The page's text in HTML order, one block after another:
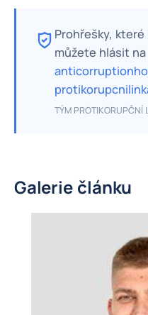
Prohřešky,
můžete hlásit na
TÝM PROTIKORUPČNÍ
Galerie článku